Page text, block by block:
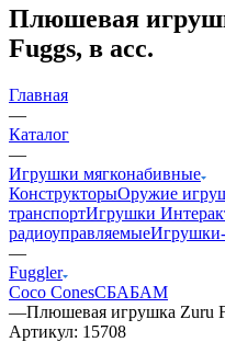
Плюшевая
Fuggs, в асс.
Главная
—
Каталог
—
Игрушки мягконабивные
КонструкторыОружие
транспортИгрушки
радиоуправляемые
—
Fuggler
Coco ConesСБАБАМ
—Плюшевая игрушка Zuru
Артикул: 15708